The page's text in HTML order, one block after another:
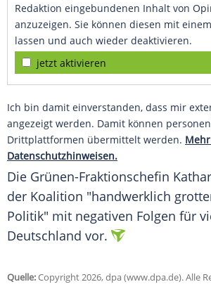
Redaktion eingebundenen Inhalt von
anzuzeigen. Sie können diesen mit
lassen und auch wieder deaktivieren.
jetzt aktivieren
Ich bin damit einverstanden, dass mir
angezeigt werden. Damit können
Drittplattformen übermittelt werden.
Datenschutzhinweisen.
Die Grünen-Fraktionschefin
der Koalition "handwerklich
Politik" mit negativen Folgen für
Deutschland vor.
Quelle:Copyright 2026, dpa (www.dpa.de). Alle